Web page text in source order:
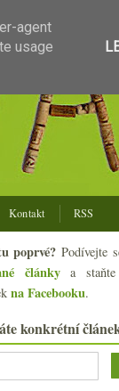
Kontakt RSS
poprvé? Podívejte
článkya staňte
na Facebooku.
konkrétní
agent
usage